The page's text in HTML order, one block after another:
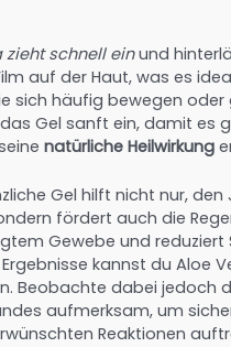
zieht schnell einund
auf der Haut, was es
sich häufig bewegen oder
Gel sanft ein, damit es
natürliche Heilwirkung
Gel hilft nicht nur, den
fördert auch die
Gewebe und reduziert
kannst du Aloe
Beobachte dabei jedoch
aufmerksam, um
Reaktionen